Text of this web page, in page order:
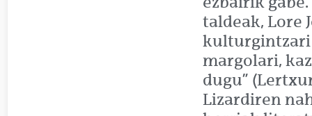
taldeak, Lore
kulturgintzari
margolari,
dugu”
Lizardiren